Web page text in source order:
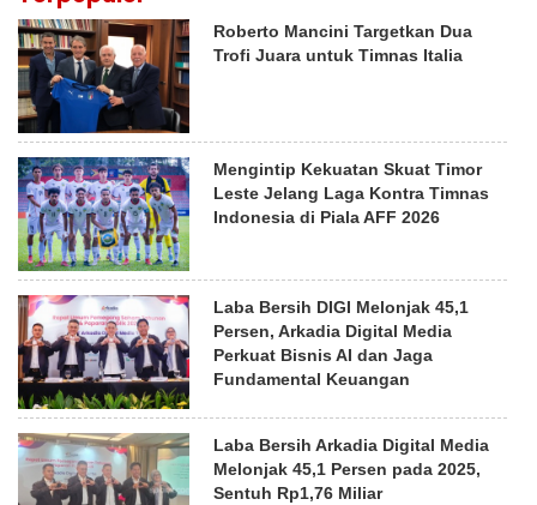
Roberto Mancini Targetkan Dua
Trofi Juara untuk Timnas Italia
Mengintip Kekuatan Skuat Timor
Leste Jelang Laga Kontra Timnas
Indonesia di Piala AFF 2026
Laba Bersih DIGI Melonjak 45,1
Persen, Arkadia Digital Media
Perkuat Bisnis AI dan Jaga
Fundamental Keuangan
Laba Bersih Arkadia Digital Media
Melonjak 45,1 Persen pada 2025,
Sentuh Rp1,76 Miliar